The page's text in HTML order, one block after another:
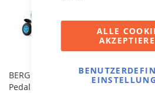
ALLE
BERG XL X-ITE BFR-3
Pedal Gokart
3